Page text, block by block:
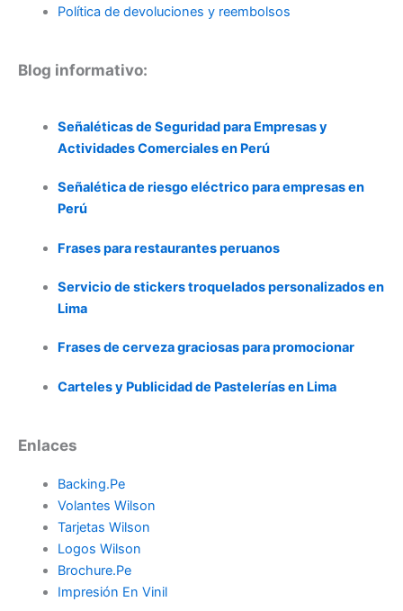
Política de devoluciones y reembolsos
Blog informativo:
Señaléticas de Seguridad para Empresas y
Actividades Comerciales en Perú
Señalética de riesgo eléctrico para empresas en
Perú
Frases para restaurantes peruanos
Servicio de stickers troquelados personalizados en
Lima
Frases de cerveza graciosas para promocionar
Carteles y Publicidad de Pastelerías en Lima
Enlaces
Backing.Pe
Volantes Wilson
Tarjetas Wilson
Logos Wilson
Brochure.Pe
Impresión En Vinil